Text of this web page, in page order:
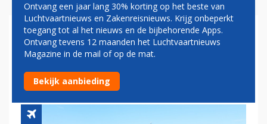
KLM VERWELKOMT
ZESTIENDE AIRBUS A321NEO
OP SCHIPHOL
Ontvang een jaar lang 30% korting op het beste van
Luchtvaartnieuws en Zakenreisnieuws. Krijg onbeperkt
toegang tot al het nieuws en de bijbehorende Apps.
Ontvang tevens 12 maanden het Luchtvaartnieuws
Magazine in de mail of op de mat.
Bekijk aanbieding